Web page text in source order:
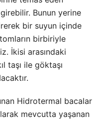
Bunun yerine
bir suyun içinde
birbiriyle
İkisi arasındaki
taşı ile göktaşı
Hidrotermal bacalar
mevcutta yaşanan